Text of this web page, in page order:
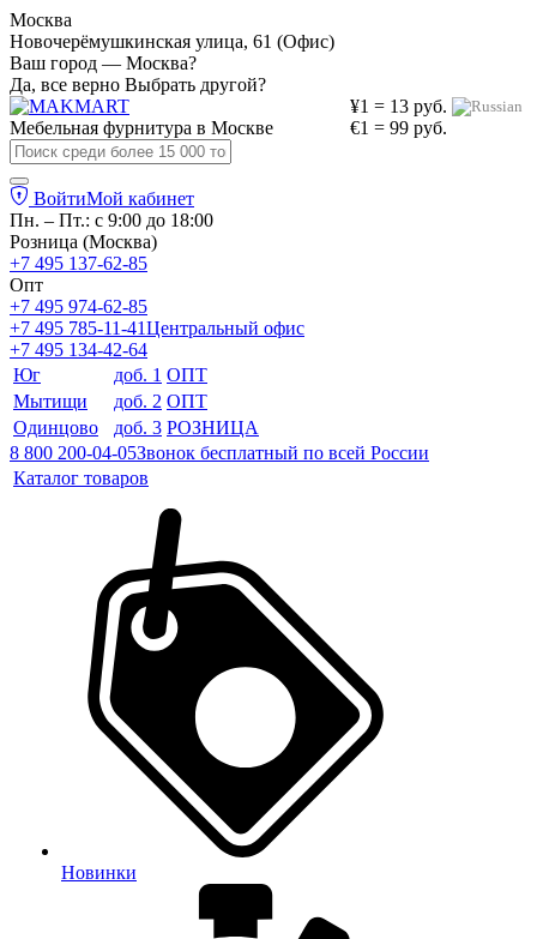
Москва
Новочерёмушкинская улица, 61 (Офис)
Ваш город — Москва?
Да, все верно Выбрать другой?
¥1 = 13 руб.
€1 = 99 руб.
Мебельная фурнитура в Москве
ВойтиМой кабинет
Пн. – Пт.: с 9:00 до 18:00
Розница (Москва)
+7 495 137-62-85
Опт
+7 495 974-62-85
+7 495 785-11-41Центральный офис
+7 495 134-42-64
Юг
доб. 1 ОПТ
Мытищи
доб. 2 ОПТ
Одинцово
доб. 3 РОЗНИЦА
8 800 200-04-05Звонок бесплатный по всей России
Каталог товаров
Новинки